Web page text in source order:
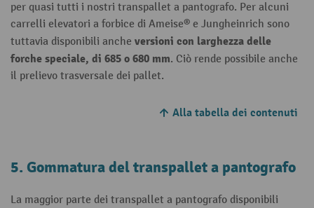
per quasi tutti i nostri transpallet a pantografo. Per alcuni
carrelli elevatori a forbice di Ameise® e Jungheinrich sono
tuttavia disponibili anche versioni con larghezza delle
forche speciale, di 685 o 680 mm. Ciò rende possibile anche
il prelievo trasversale dei pallet.
Alla tabella dei contenuti
5. Gommatura del transpallet a pantografo
La maggior parte dei transpallet a pantografo disponibili